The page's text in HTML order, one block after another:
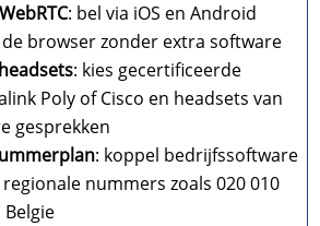
: bel via iOS en Android
browser zonder extra software
: kies gecertificeerde
Poly of Cisco en headsets van
gesprekken
: koppel bedrijfssoftware
nummers zoals 020 010
Belgie